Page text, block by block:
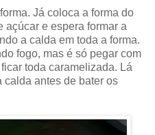
Já coloca a forma do
açúcar e espera formar a
a calda em toda a forma.
fogo, mas é só pegar com
toda caramelizada. Lá
calda antes de bater os